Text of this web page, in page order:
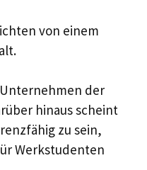
von einem
der
hinaus scheint
zu sein,
Werkstudenten